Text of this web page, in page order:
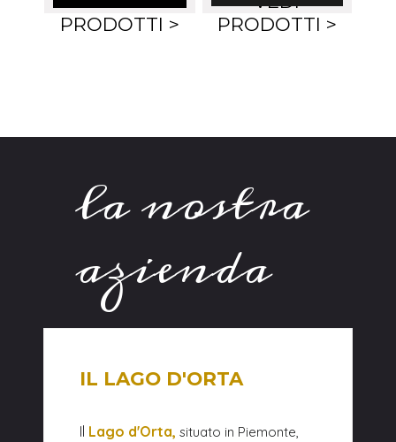
PRODOTTI >
PRODOTTI >
la nostra
azienda
IL LAGO D'ORTA
Il Lago d'Orta, situato in Piemonte,